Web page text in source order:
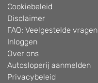
Cookiebeleid
Disclaimer
FAQ: Veelgestelde vragen
Inloggen
Over ons
Autosloperij aanmelden
Privacybeleid